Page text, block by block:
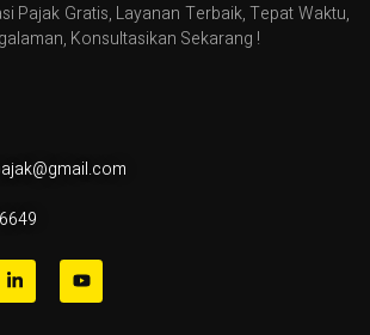
Pajak Gratis, Layanan Terbaik, Tepat Waktu,
Konsultasikan Sekarang !